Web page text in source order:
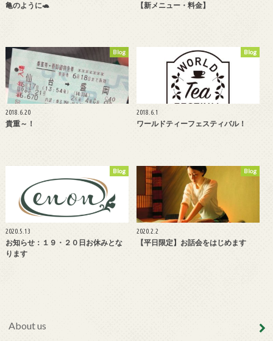
亀のように🐢 【新メニュー・料金】
Blog
2018.6.20
貴重～！
Blog
2018.6.1
ワールドティーフェスティバル！
Blog
2020.5.13
お知らせ：１９・２０日お休みとな
ります
Blog
2020.2.2
【平日限定】お話会をはじめます
About us